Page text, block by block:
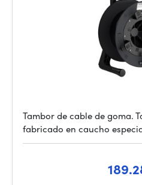
Tambor de cable de goma.
fabricado en caucho